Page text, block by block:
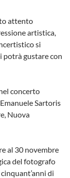
attento
artistica,
si
potrà gustare con
concerto
Sartoris
Nuova
al 30 novembre
del fotografo
di